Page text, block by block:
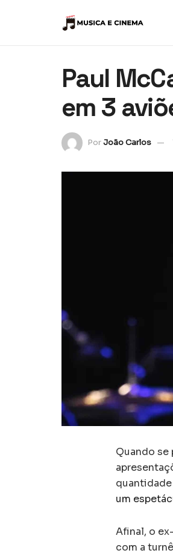
Paul
em 3
PorJoão Carlos
Quando se
um
Afinal, o
com a turnê